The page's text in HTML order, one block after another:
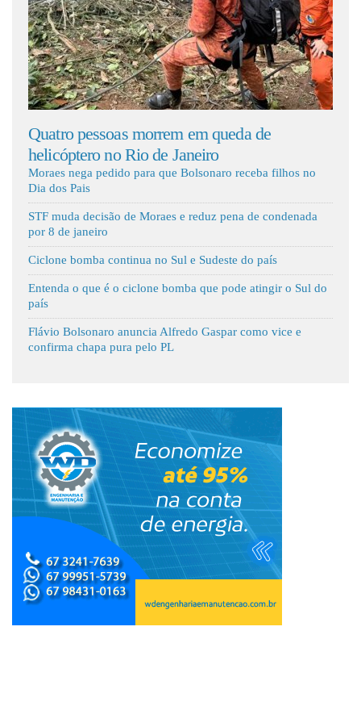
Fale Conosco
morrem em queda de
no Rio de Janeiro
Dino aciona PF
Moraes nega pedido para que Bolsonaro receba filhos no
Dia dos Pais
STF muda decisão de Moraes e reduz pena de condenada
por 8 de janeiro
Ciclone bomba continua no Sul e Sudeste do país
Entenda o que é o ciclone bomba que pode atingir o Sul do
país
Flávio Bolsonaro anuncia Alfredo Gaspar como vice e
confirma chapa pura pelo PL